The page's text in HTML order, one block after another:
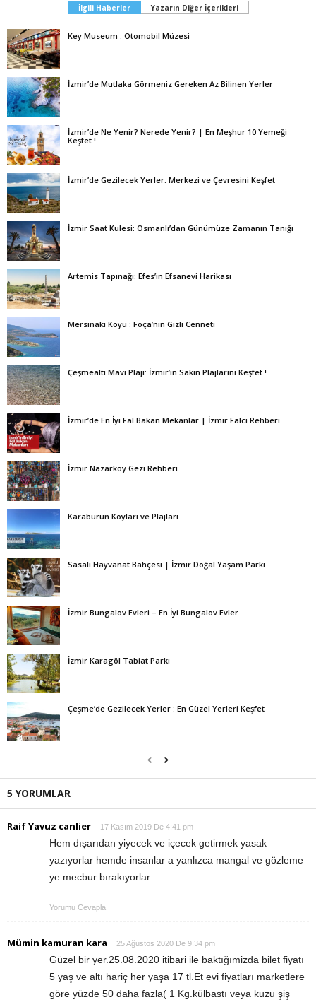
İlgili Haberler Yazarın Diğer İçerikleri
Key Museum : Otomobil Müzesi
İzmir’de Mutlaka Görmeniz Gereken Az Bilinen Yerler
İzmir’de Ne Yenir? Nerede Yenir? | En Meşhur 10 Yemeği
Keşfet !
İzmir’de Gezilecek Yerler: Merkezi ve Çevresini Keşfet
İzmir Saat Kulesi: Osmanlı’dan Günümüze Zamanın Tanığı
Artemis Tapınağı: Efes’in Efsanevi Harikası
Mersinaki Koyu : Foça’nın Gizli Cenneti
Çeşmealtı Mavi Plajı: İzmir’in Sakin Plajlarını Keşfet !
İzmir’de En İyi Fal Bakan Mekanlar | İzmir Falcı Rehberi
İzmir Nazarköy Gezi Rehberi
Karaburun Koyları ve Plajları
Sasalı Hayvanat Bahçesi | İzmir Doğal Yaşam Parkı
İzmir Bungalov Evleri – En İyi Bungalov Evler
İzmir Karagöl Tabiat Parkı
Çeşme’de Gezilecek Yerler : En Güzel Yerleri Keşfet
5 YORUMLAR
Raif Yavuz canlier 17 Kasım 2019 De 4:41 pm
Hem dışarıdan yiyecek ve içecek getirmek yasak
yazıyorlar hemde insanlar a yanlızca mangal ve gözleme
ye mecbur bırakıyorlar
Yorumu Cevapla
Mümin kamuran kara 25 Ağustos 2020 De 9:34 pm
Güzel bir yer.25.08.2020 itibari ile baktığımizda bilet fiyatı
5 yaş ve altı hariç her yaşa 17 tl.Et evi fiyatları marketlere
göre yüzde 50 daha fazla( 1 Kg.külbastı veya kuzu şiş